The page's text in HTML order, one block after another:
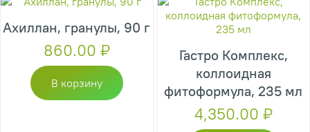
Ахиллан, гранулы, 90 г
860.00 ₽
В корзину
Гастро Комплекс,
коллоидная
фитоформула, 235 мл
4,350.00 ₽